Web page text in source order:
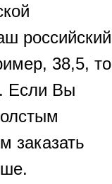
российский
38,5, то
Если Вы
заказать